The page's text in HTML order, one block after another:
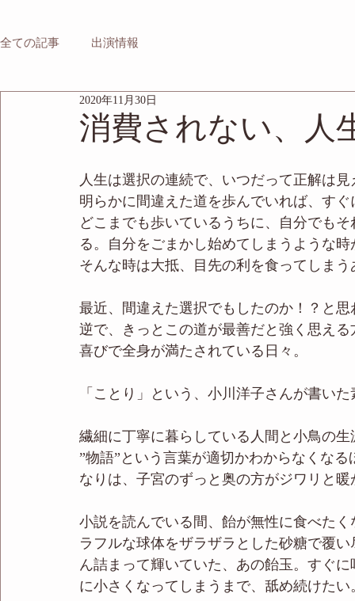
全ての記事 出演情報
消費されない、人
2020年11月30日
人生は選択の連続で、いつだって正解は見
明らかに間違えた道を歩んでいれば、す
どこまでも歩いているうちに、自分でも
る。自分をごまかし始めてしまうような
そんな時は大抵、目先の利を食ってしま
最近、間違えた選択でもしたのか！？と
逆で、きっとこの道が最善だと強く思え
喜びで全身が満たされている日々。
「ことり」という、小川洋子さんが書い
繊細に丁寧に暮らしている人間と小鳥の
”物語”という言葉が適切かわからなくな
なりは、子宮のずっと奥の方がジワリと
小説を読んでいる間、飴が無性に食べた
ラフルな球体をザラザラとした砂糖で覆
ん詰まって輝いていた、あの飴玉。すぐ
に小さくなってしまうまで、舐め続けた